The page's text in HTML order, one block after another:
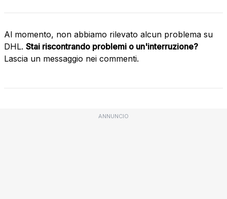
Al momento, non abbiamo rilevato alcun problema su
DHL. Stai riscontrando problemi o un'interruzione?
Lascia un messaggio nei commenti.
ANNUNCIO